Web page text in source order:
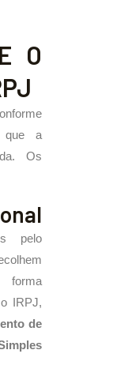
O
que a
Os
pelo
IRPJ,
de